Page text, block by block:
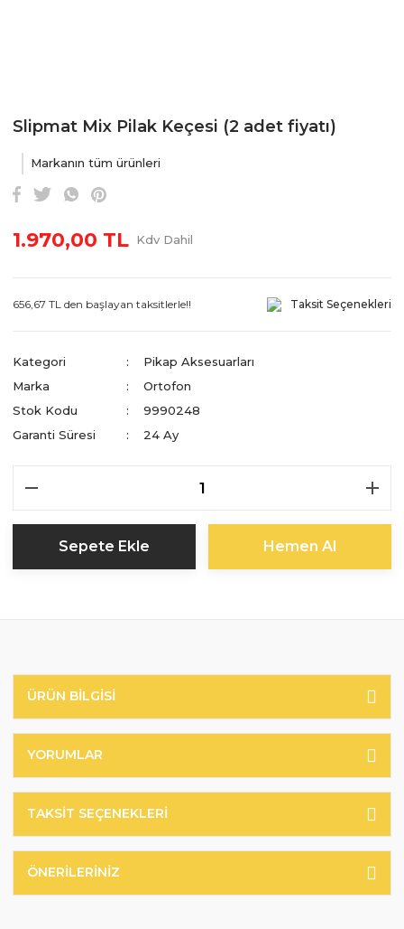
Slipmat Mix Pilak Keçesi (2 adet fiyatı)
Markanın tüm ürünleri
1.970,00 TL Kdv Dahil
656,67 TL den başlayan taksitlerle!! Taksit Seçenekleri
Kategori
Pikap Aksesuarları
Marka
Ortofon
Stok Kodu
9990248
Garanti Süresi
24 Ay
Sepete Ekle Hemen Al
ÜRÜN BILGISI
YORUMLAR
TAKSIT SEÇENEKLERI
ÖNERILERINIZ